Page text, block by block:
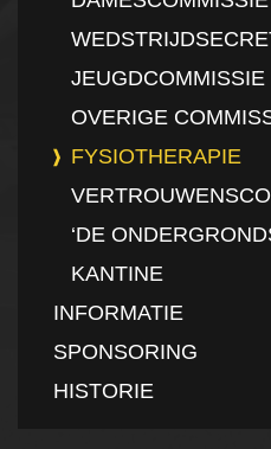
JEUGDCOMMISSIE
OVERIGE
FYSIOTHERAPIE
‘DE
KANTINE
INFORMATIE
SPONSORING
HISTORIE